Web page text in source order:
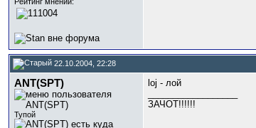
22.10.2004, 22:28
ANT(SPT)
Тупой
loj - лой
ЗАЧОТ!!!!!!